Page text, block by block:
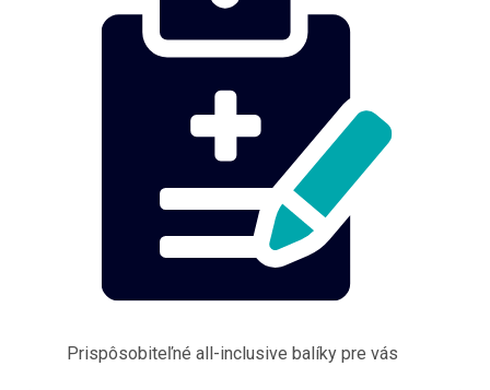
Prispôsobiteľné all-inclusive balíky pre vás